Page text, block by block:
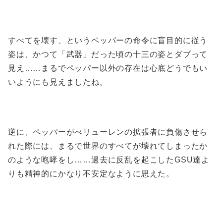
すべてを壊す、というペッパーの命令に盲目的に従う
姿は、かつて「武器」だった頃の十三の姿とダブって
見え……まるでペッパー以外の存在は心底どうでもい
いようにも見えましたね。
逆に、ペッパーがべリューレンの拡張者に負傷させら
れた際には、まるで世界のすべてが壊れてしまったか
のような咆哮をし……過去に反乱を起こしたGSU達よ
りも精神的にかなり不安定なように思えた。